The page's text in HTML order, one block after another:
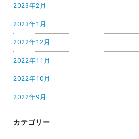
2023年2月
2023年1月
2022年12月
2022年11月
2022年10月
2022年9月
カテゴリー